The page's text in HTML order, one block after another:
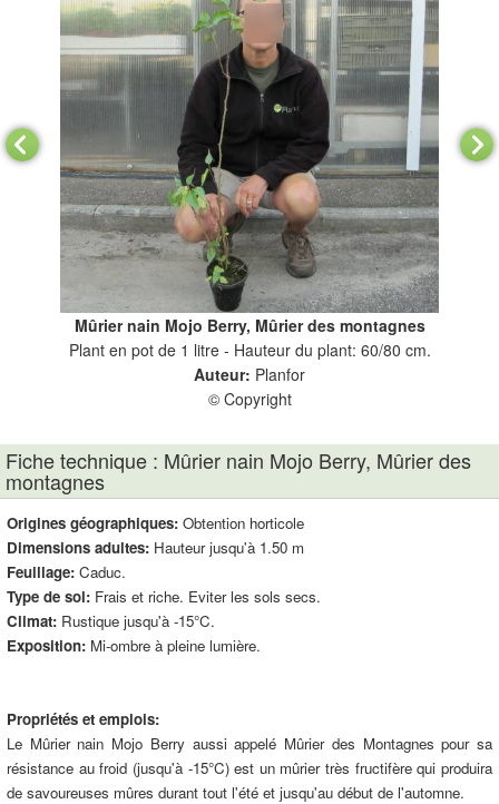
Mûrier nain Mojo Berry, Mûrier des montagnes
Plant en pot de 1 litre - Hauteur du plant: 60/80 cm.
Auteur: Planfor
© Copyright
Fiche technique : Mûrier nain Mojo Berry, Mûrier des
montagnes
Origines géographiques: Obtention horticole
Dimensions adultes: Hauteur jusqu'à 1.50 m
Feuillage: Caduc.
Type de sol: Frais et riche. Eviter les sols secs.
Climat: Rustique jusqu'à -15°C.
Exposition: Mi-ombre à pleine lumière.
Propriétés et emplois:
Le Mûrier nain Mojo Berry aussi appelé Mûrier des Montagnes pour sa
résistance au froid (jusqu'à -15°C) est un mûrier très fructifère qui produira
de savoureuses mûres durant tout l'été et jusqu'au début de l'automne.